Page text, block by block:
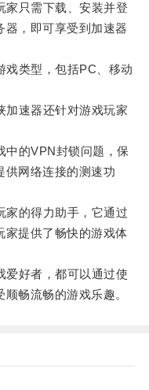
只需下载、安装并登
器，即可享受到加速器
类型，包括PC、移动
速器还针对游戏玩家
的VPN封锁问题，保
供网络连接的测速功
的得力助手，它通过
家提供了畅快的游戏体
好者，都可以通过使
畅流畅的游戏乐趣。